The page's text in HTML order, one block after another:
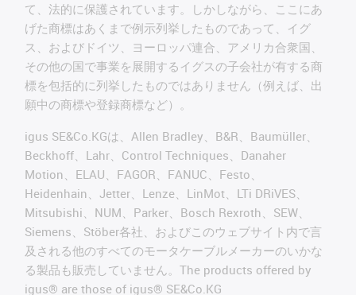
て、法的に保護されています。しかしながら、ここにあ
げた商標はあくまで例示列挙したものであって、イグ
ス、およびドイツ、ヨーロッパ連合、アメリカ合衆国、
その他の国で事業を展開するイグスの子会社が有する商
標を包括的に列挙したものではありません（例えば、出
願中の商標や登録商標など）。
igus SE&Co.KGは、Allen Bradley、B&R、Baumüller、
Beckhoff、Lahr、Control Techniques、Danaher
Motion、ELAU、FAGOR、FANUC、Festo、
Heidenhain、Jetter、Lenze、LinMot、LTi DRiVES、
Mitsubishi、NUM、Parker、Bosch Rexroth、SEW、
Siemens、Stöber各社、およびこのウェブサイト内で言
及される他のすべてのモータケーブルメーカーのいかな
る製品も販売していません。The products offered by
igus® are those of igus® SE&Co.KG